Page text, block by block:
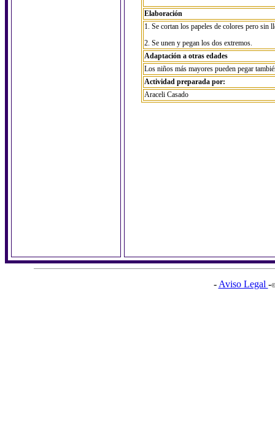
Elaboración
1. Se cortan los papeles de colores pero sin
2. Se unen y pegan los dos extremos.
Adaptación a otras edades
Los niños más mayores pueden pegar
Actividad preparada por:
Araceli Casado
- Aviso Legal -